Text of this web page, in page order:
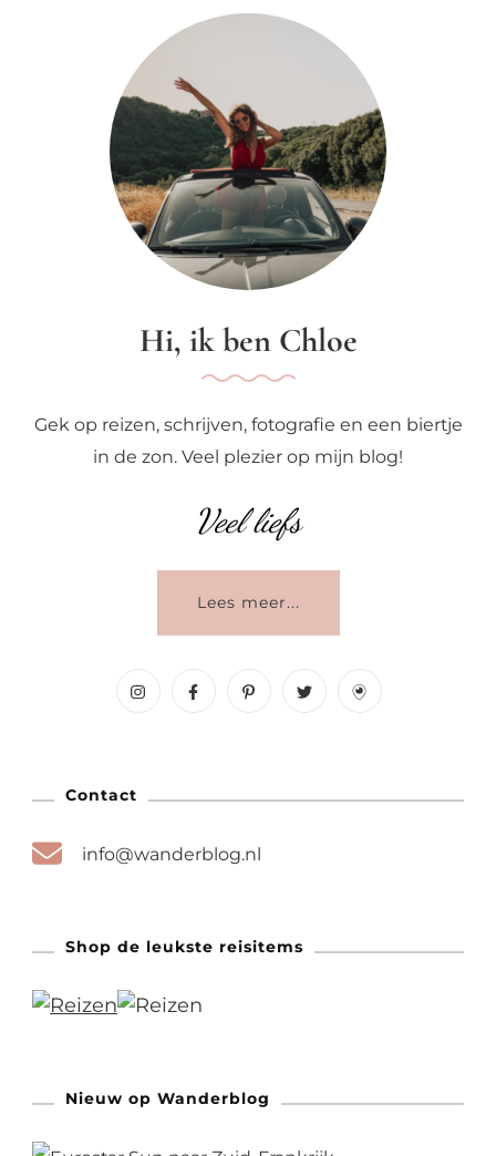
Hi, ik ben Chloe
Gek op reizen, schrijven, fotografie en een biertje
in de zon. Veel plezier op mijn blog!
Veel liefs
Lees meer...
Contact
info@wanderblog.nl
Shop de leukste reisitems
Nieuw op Wanderblog